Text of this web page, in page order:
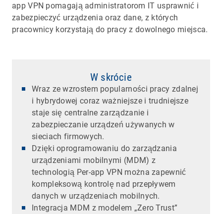
app VPN pomagają administratorom IT usprawnić i
zabezpieczyć urządzenia oraz dane, z których
pracownicy korzystają do pracy z dowolnego miejsca.
W skrócie
Wraz ze wzrostem popularności pracy zdalnej
i hybrydowej coraz ważniejsze i trudniejsze
staje się centralne zarządzanie i
zabezpieczanie urządzeń używanych w
sieciach firmowych.
Dzięki oprogramowaniu do zarządzania
urządzeniami mobilnymi (MDM) z
technologią Per-app VPN można zapewnić
kompleksową kontrolę nad przepływem
danych w urządzeniach mobilnych.
Integracja MDM z modelem „Zero Trust”